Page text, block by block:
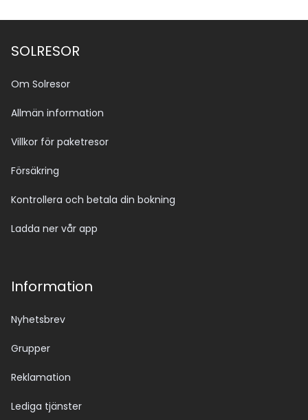
SOLRESOR
Om Solresor
Allmän information
Villkor för paketresor
Försäkring
Kontrollera och betala din bokning
Ladda ner vår app
Information
Nyhetsbrev
Grupper
Reklamation
Lediga tjänster